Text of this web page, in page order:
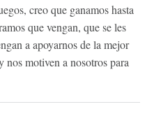
creo que ganamos hasta
que vengan, que se les
a apoyarnos de la mejor
motiven a nosotros para